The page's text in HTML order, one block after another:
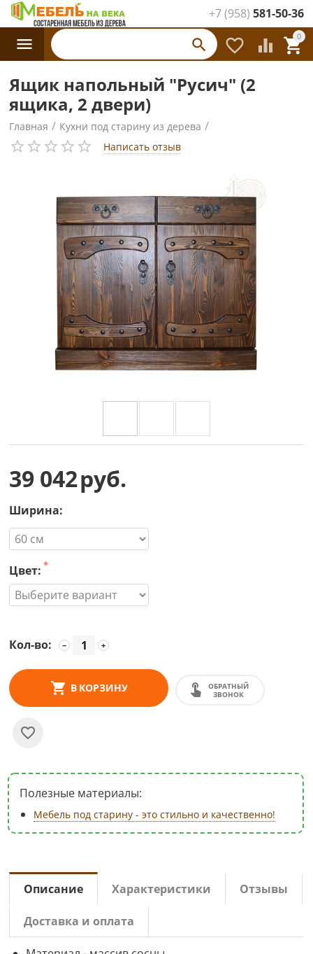
+7 (958) 581-50-36
0

 

Каталог
товаров
Ящик напольный "Русич" (2
ящика, 2 двери)
Главная / Кухни под старину из дерева /
Написать отзыв
39 042руб.
Ширина:
Цвет:
Кол-во: +
−
В КОРЗИНУ
ОБРАТНЫЙ
ЗВОНОК
Полезные материалы:
Мебель под старину - это стильно и качественно!
Описание Характеристики Отзывы
Доставка и оплата